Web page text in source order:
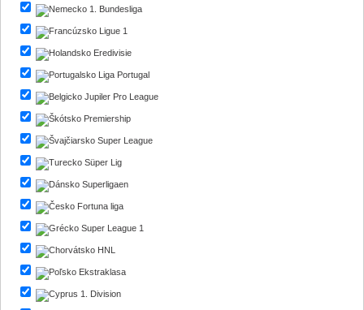
1. Bundesliga
Ligue 1
Eredivisie
Liga Portugal
Jupiler Pro League
Premiership
Super League
Süper Lig
Superligaen
Fortuna liga
Super League 1
HNL
Ekstraklasa
1. Division